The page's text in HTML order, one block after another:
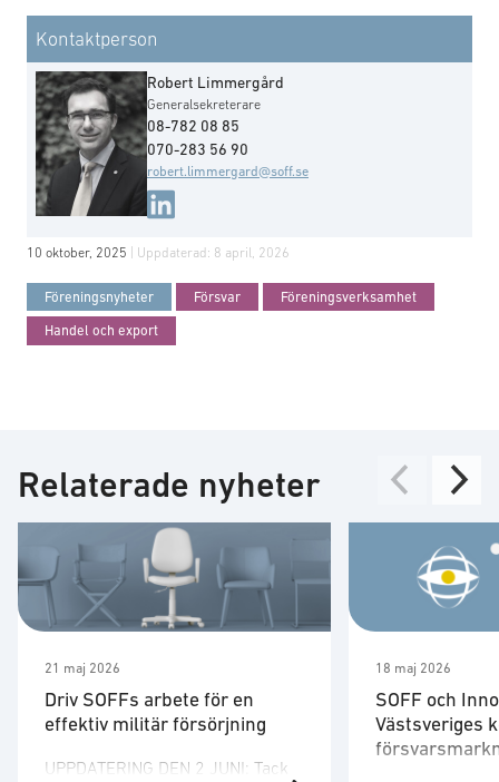
Kontaktperson
Robert Limmergård
Generalsekreterare
08-782 08 85
070-283 56 90
robert.limmergard@soff.se
10 oktober, 2025 | Uppdaterad: 8 april, 2026
Föreningsnyheter Försvar Föreningsverksamhet
Handel och export
Relaterade nyheter
21 maj 2026
Driv SOFFs arbete för en
effektiv militär försörjning
UPPDATERING DEN 2 JUNI: Tack
18 maj 2026
SOFF och
Västsveriges